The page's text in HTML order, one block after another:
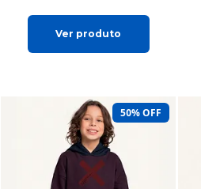
Ver produto
50% OFF